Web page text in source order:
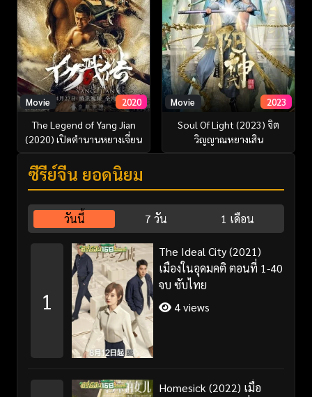
Movie 2020
The Legend of Yang Jian
(2020) เปิดตำนานหยางเจี่ยน
Movie 2023
Soul Of Light (2023) จิต
วิญญาณหยางเสิน
ซีรี่ย์จีน ยอดนิยม
วันนี้ 7 วัน 1 เดือน
1
The Ideal City (2021)
เมืองในอุดมคติ ตอนที่ 1-40
จบ ซับไทย
4 views
Homesick (2022) เมื่อ